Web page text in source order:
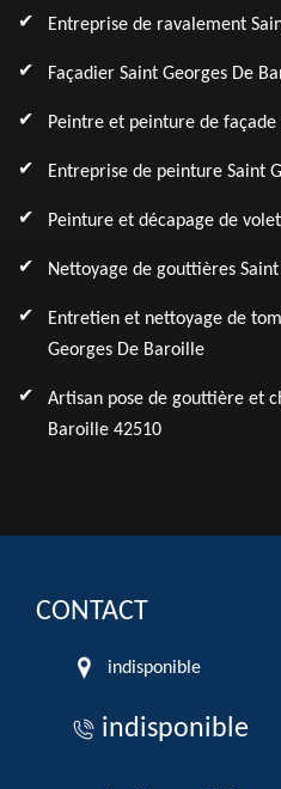
Entreprise de ravalement
Façadier Saint Georges De
Peintre et peinture de
Entreprise de peinture Saint
Peinture et décapage de
Nettoyage de gouttières
Entretien et nettoyage de
Georges De Baroille
Artisan pose de gouttière et
Baroille 42510
CONTACT
indisponible
indisponible